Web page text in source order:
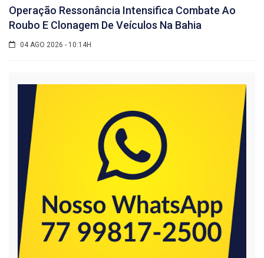
Operação Ressonância Intensifica Combate Ao
Roubo E Clonagem De Veículos Na Bahia
04 AGO 2026 - 10:14H